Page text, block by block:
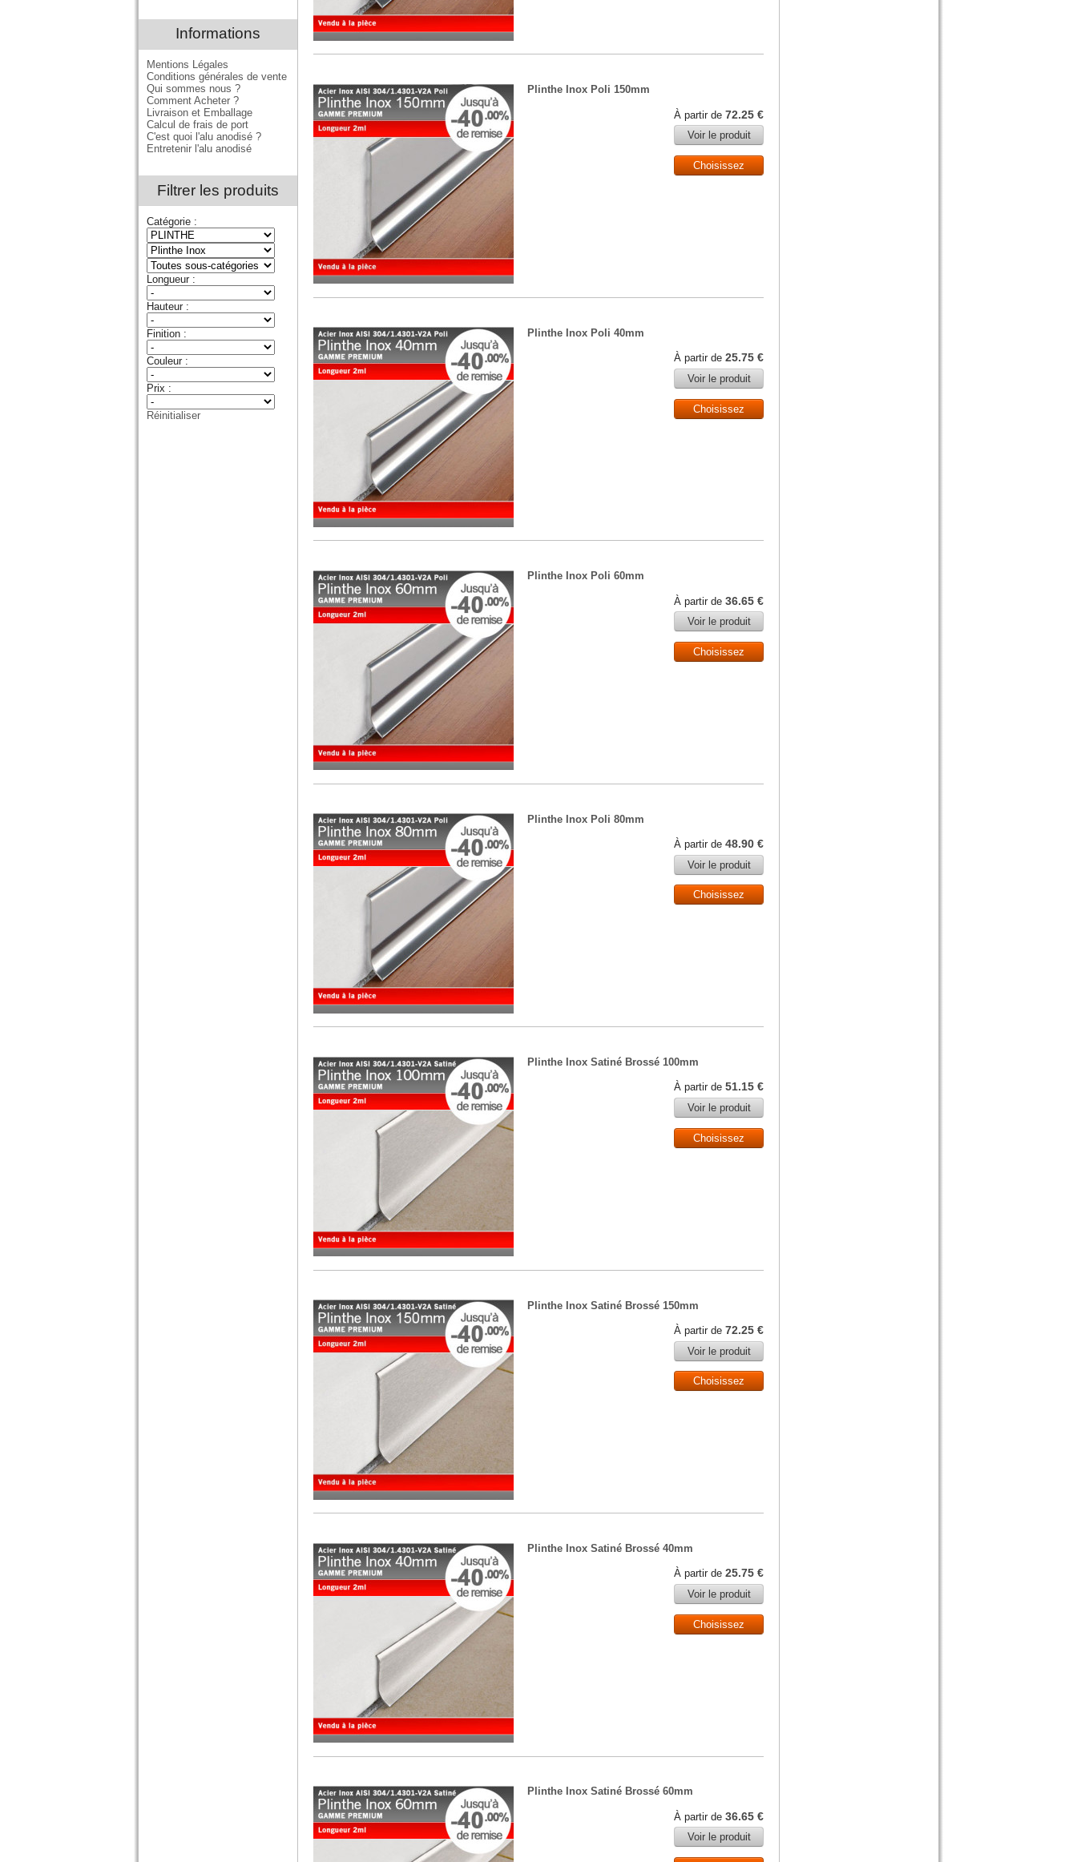
Plinthe Inox Poli 150mm
À partir de72.25 €
Voir le produit
Choisissez
Plinthe Inox Poli 40mm
À partir de25.75 €
Voir le produit
Choisissez
Plinthe Inox Poli 60mm
À partir de36.65 €
Voir le produit
Choisissez
Plinthe Inox Poli 80mm
À partir de48.90 €
Voir le produit
Choisissez
Plinthe Inox Satiné Brossé 100mm
À partir de51.15 €
Voir le produit
Choisissez
Plinthe Inox Satiné Brossé 150mm
À partir de72.25 €
Voir le produit
Choisissez
Plinthe Inox Satiné Brossé 40mm
À partir de25.75 €
Voir le produit
Choisissez
Plinthe Inox Satiné Brossé 60mm
À partir de36.65 €
Voir le produit
Informations
Mentions Légales
Conditions générales de vente
Qui sommes nous ?
Comment Acheter ?
Livraison et Emballage
Calcul de frais de port
C'est quoi l'alu anodisé ?
Entretenir l'alu anodisé
Filtrer les produits
Catégorie :
Longueur :
Hauteur :
Finition :
Couleur :
Prix :
Réinitialiser